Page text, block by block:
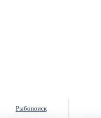
Рыбопоиск